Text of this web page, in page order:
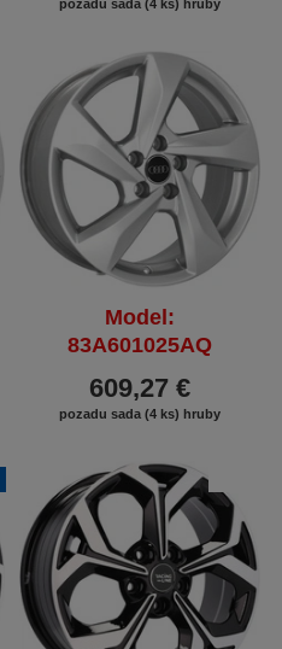
pozadu sada (4 ks) hruby
Model:
83A601025AQ
609,27 €
pozadu sada (4 ks) hruby